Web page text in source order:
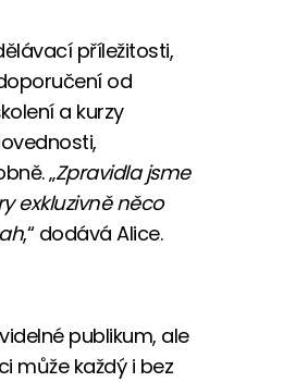
příležitosti,
od
a kurzy
„Zpravidla jsme
exkluzivně něco
,“ dodává Alice.
publikum, ale
může každý i bez